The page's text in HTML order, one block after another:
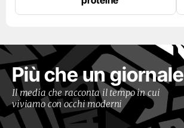
Più che un giornale
Il media che racconta il tempo in cui
viviamo con occhi moderni